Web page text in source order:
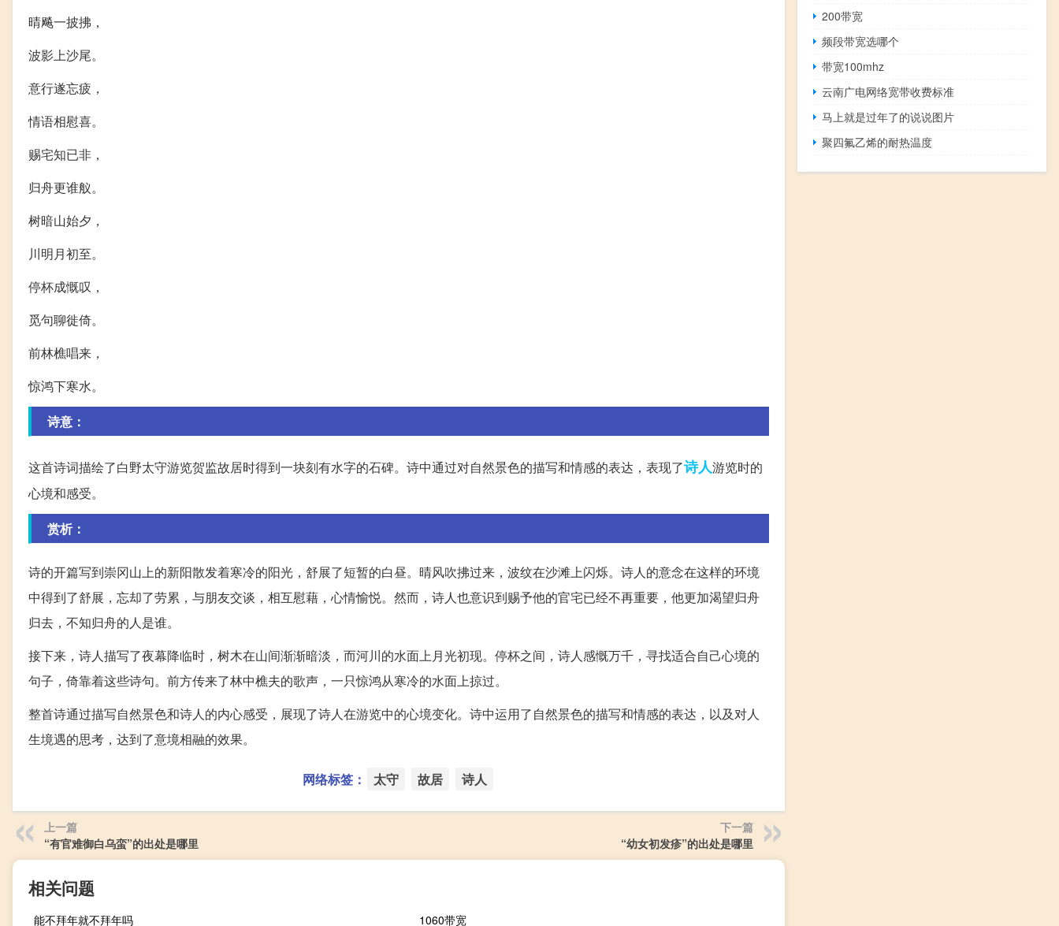
晴飚一披拂，
波影上沙尾。
意行遂忘疲，
情语相慰喜。
赐宅知已非，
归舟更谁舣。
树暗山始夕，
川明月初至。
停杯成慨叹，
觅句聊徙倚。
前林樵唱来，
惊鸿下寒水。
诗意：
这首诗词描绘了白野太守游览贺监故居时得到一块刻有水字的石碑。诗中通过对自然景色的描写和情感的表达，表现了诗人游览时的
心境和感受。
赏析：
诗的开篇写到崇冈山上的新阳散发着寒冷的阳光，舒展了短暂的白昼。晴风吹拂过来，波纹在沙滩上闪烁。诗人的意念在这样的环境
中得到了舒展，忘却了劳累，与朋友交谈，相互慰藉，心情愉悦。然而，诗人也意识到赐予他的官宅已经不再重要，他更加渴望归舟
归去，不知归舟的人是谁。
接下来，诗人描写了夜幕降临时，树木在山间渐渐暗淡，而河川的水面上月光初现。停杯之间，诗人感慨万千，寻找适合自己心境的
句子，倚靠着这些诗句。前方传来了林中樵夫的歌声，一只惊鸿从寒冷的水面上掠过。
整首诗通过描写自然景色和诗人的内心感受，展现了诗人在游览中的心境变化。诗中运用了自然景色的描写和情感的表达，以及对人
生境遇的思考，达到了意境相融的效果。
网络标签： 太守 故居 诗人
上一篇
“有官难御白乌蛮”的出处是哪里
下一篇
“幼女初发疹”的出处是哪里
相关问题
能不拜年就不拜年吗 1060带宽
200带宽
频段带宽选哪个
带宽100mhz
云南广电网络宽带收费标准
马上就是过年了的说说图片
聚四氟乙烯的耐热温度